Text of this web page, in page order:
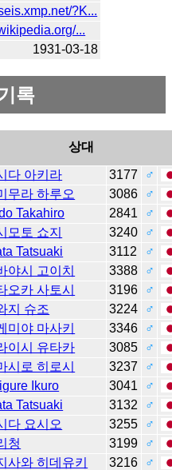
?K...
...
1931-03-18
록
상대
다 아키라 3177
♂
무라 하루오 3086
♂
Takahiro 2841
♂
모토 쇼지 3240
♂
Tatsuaki 3112
♂
야시 고이치 3388
♂
오카 사토시 3196
♂
지 슈조 3224
♂
미야 마사키 3346
♂
이시 유타카 3085
♂
시로 히로시 3237
♂
Ikuro 3041
♂
Tatsuaki 3132
♂
다 요시오 3255
♂
청 3199
♂
사와 히데유키 3216
♂